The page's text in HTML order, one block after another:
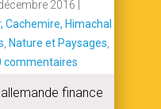
2016
Cachemire, Himachal
Nature et Paysages
commentaires
finance